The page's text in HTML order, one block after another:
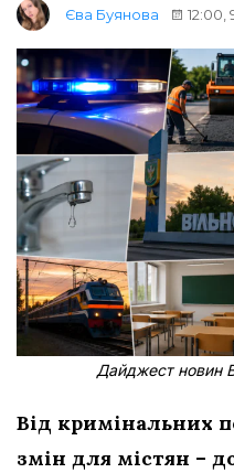
Єва Буянова 12:00,
Дайджест новин
Від кримінальних
змін для містян –